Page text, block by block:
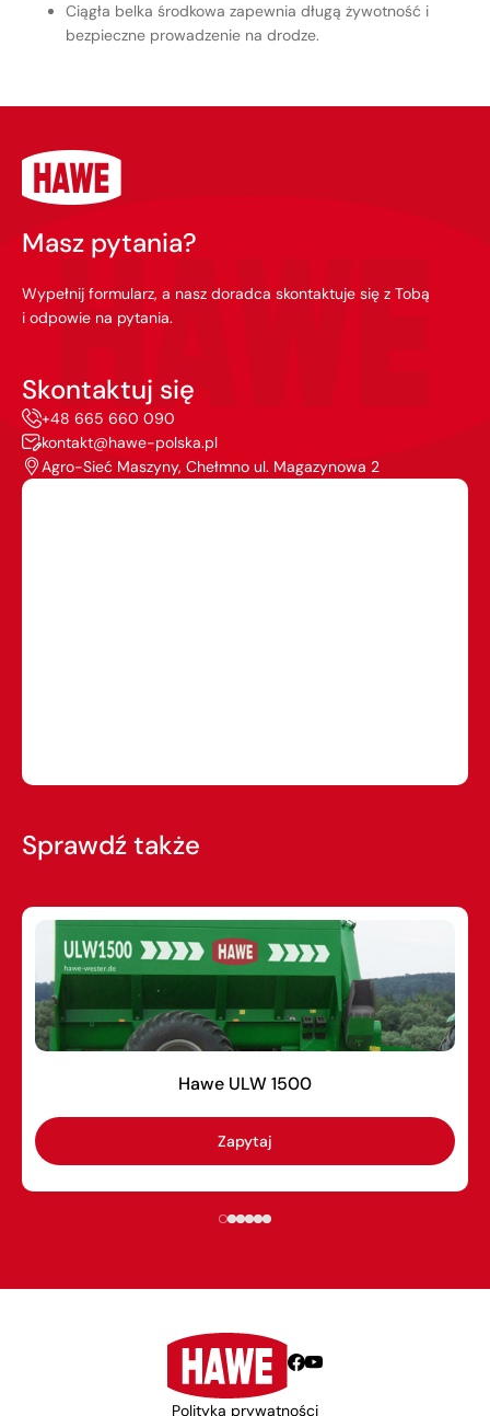
Ciągła belka środkowa zapewnia długą żywotność i
bezpieczne prowadzenie na drodze.
Masz pytania?
Wypełnij formularz, a nasz doradca skontaktuje się z Tobą
i odpowie na pytania.
Skontaktuj się
+48 665 660 090
kontakt@hawe-polska.pl
Agro-Sieć Maszyny, Chełmno ul. Magazynowa 2
Sprawdź także
Hawe ULW 1500
Zapytaj
Polityka prywatności